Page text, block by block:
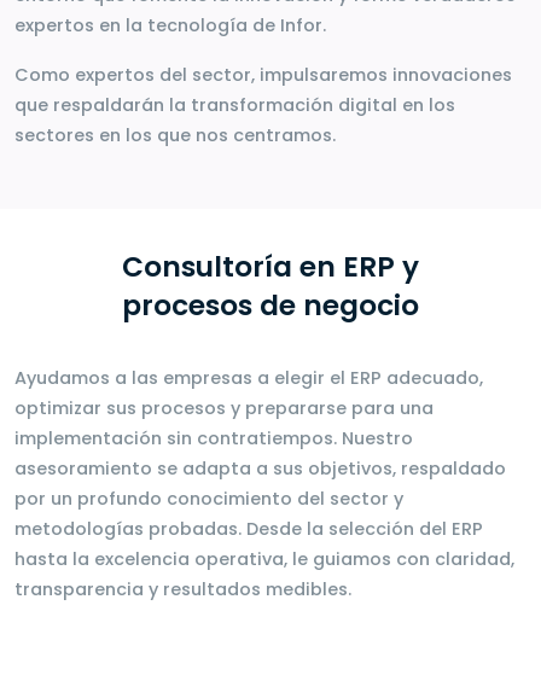
expertos en la tecnología de Infor.
Como expertos del sector, impulsaremos innovaciones
que respaldarán la transformación digital en los
sectores en los que nos centramos.
Consultoría en ERP y
procesos de negocio
Ayudamos a las empresas a elegir el ERP adecuado,
optimizar sus procesos y prepararse para una
implementación sin contratiempos. Nuestro
asesoramiento se adapta a sus objetivos, respaldado
por un profundo conocimiento del sector y
metodologías probadas. Desde la selección del ERP
hasta la excelencia operativa, le guiamos con claridad,
transparencia y resultados medibles.